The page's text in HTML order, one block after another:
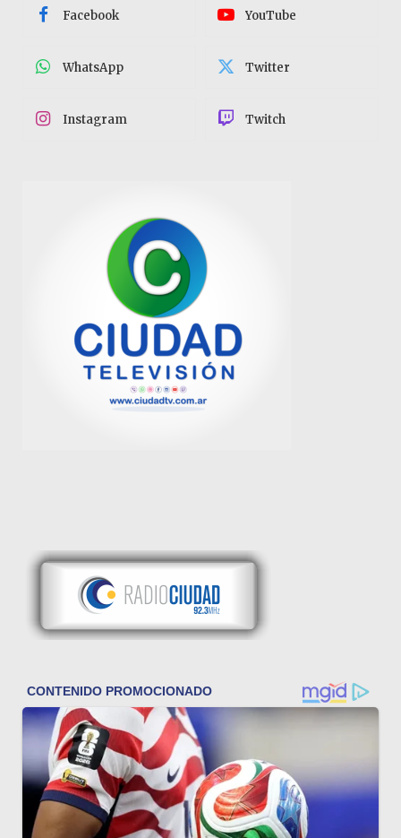
Facebook YouTube
WhatsApp Twitter
Instagram Twitch